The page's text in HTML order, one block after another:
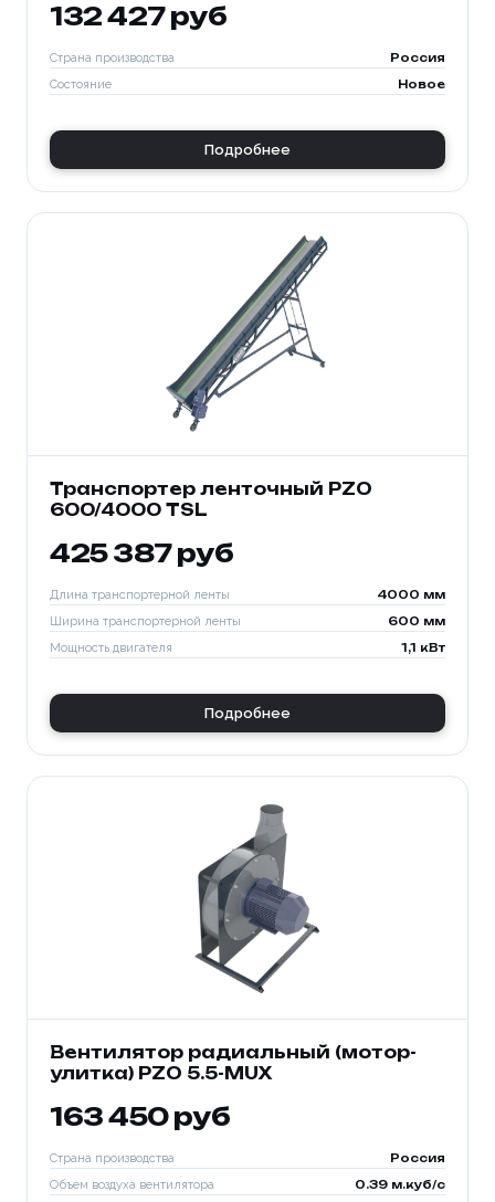
132 427 руб
Страна производства Россия
Состояние Новое
Подробнее
Транспортер ленточный PZO
600/4000 TSL
425 387 руб
Длина транспортерной ленты 4000 мм
Ширина транспортерной ленты 600 мм
Мощность двигателя 1,1 кВт
Подробнее
Вентилятор радиальный (мотор-
улитка) PZO 5.5-MUX
163 450 руб
Страна производства Россия
Объем воздуха вентилятора 0.39 м.куб/с